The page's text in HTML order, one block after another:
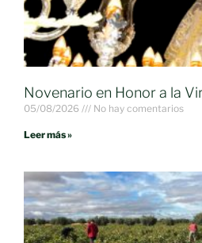
Novenario en Honor a la
05/08/2026 No hay comentarios
Leer más »